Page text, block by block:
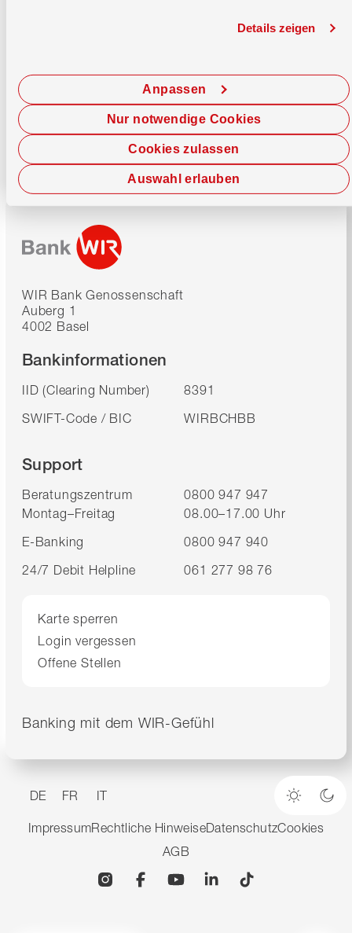
Details zeigen
Cookies zulassen
Anpassen
Auswahl erlauben
Nur notwendige Cookies
Jetzt chatten
WIR Bank Genossenschaft
Auberg 1
4002 Basel
Bankinformationen
IID (Clearing Number)
8391
SWIFT-Code / BIC
WIRBCHBB
Support
Beratungszentrum
0800 947 947
Montag–Freitag
08.00–17.00 Uhr
E-Banking
0800 947 940
24/7 Debit Helpline
061 277 98 76
Karte sperren
Login vergessen
Offene Stellen
Banking mit dem WIR-Gefühl
DE FR IT
Heller
ImpressumRechtliche HinweiseDatenschutzCookies
AGB
InstagramFacebookYouTubeLinkedin